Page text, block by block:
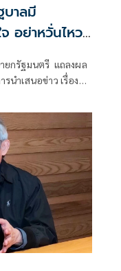
าลมี
อย่าหวั่นไหว
ยกรัฐมนตรี แถลงผล
นำเสนอข่าว เรื่อง
มีเสถียรภาพและ